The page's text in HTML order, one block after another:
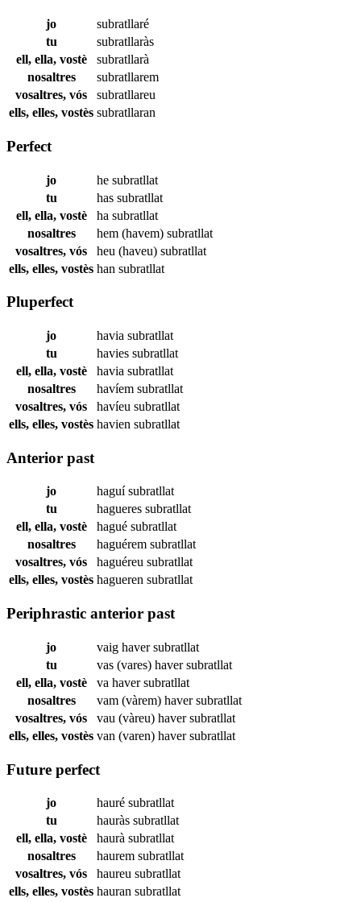
jo
subratllaré
tu
subratllaràs
ell, ella, vostè
subratllarà
nosaltres
subratllarem
vosaltres, vós
subratllareu
ells, elles, vostès subratllaran
Perfect
jo he subratllat
tu
has subratllat
ell, ella, vostè
ha subratllat
nosaltres
hem (havem) subratllat
vosaltres, vós
heu (haveu) subratllat
ells, elles, vostès han subratllat
Pluperfect
jo havia subratllat
tu
havies subratllat
ell, ella, vostè
havia subratllat
nosaltres
havíem subratllat
vosaltres, vós
havíeu subratllat
ells, elles, vostès havien subratllat
Anterior past
jo haguísubratllat
tu
hagueres subratllat
ell, ella, vostè
hagué subratllat
nosaltres
haguérem subratllat
vosaltres, vós
haguéreu subratllat
ells, elles, vostès hagueren subratllat
Periphrastic anterior past
jo vaig haversubratllat
tu
vas (vares) haversubratllat
ell, ella, vostè
va haversubratllat
nosaltres
vam (vàrem) haversubratllat
vosaltres, vós
vau (vàreu) haversubratllat
ells, elles, vostès van (varen) haversubratllat
Future perfect
jo hauré subratllat
tu
hauràs subratllat
ell, ella, vostè
haurà subratllat
nosaltres
haurem subratllat
vosaltres, vós
haureu subratllat
ells, elles, vostès hauran subratllat